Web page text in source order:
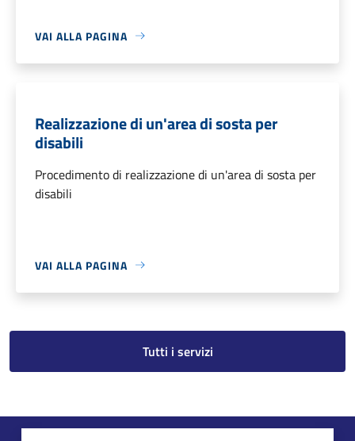
VAI ALLA PAGINA
Realizzazione di un'area di sosta per
disabili
Procedimento di realizzazione di un'area di sosta per
disabili
VAI ALLA PAGINA
Tutti i servizi